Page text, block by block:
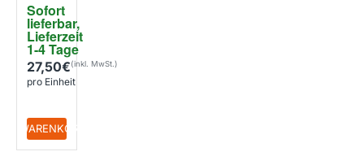
Sofort
lieferbar,
Lieferzeit
1-4 Tage
27,50€
pro Einheit
+ WARENKORB